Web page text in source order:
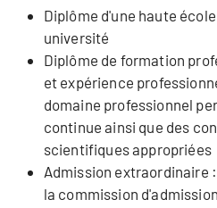
Diplôme d'une haute
université
Diplôme de formation
et expérience
domaine professionnel
continue ainsi que des
scientifiques appropriées
Admission extraordinaire
la commission d'admission